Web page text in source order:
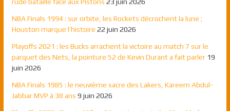
NBA Finals 1994 : sur orbite, les Rockets décrochent la lune ;
Houston marque l’histoire 22 juin 2026
Playoffs 2021 : les Bucks arrachent la victoire au match 7 sur le
parquet des Nets, la pointure 52 de Kevin Durant a fait parler 19
juin 2026
NBA Finals 1985 : le neuvième sacre des Lakers, Kareem Abdul-
Jabbar MVP à 38 ans 9 juin 2026